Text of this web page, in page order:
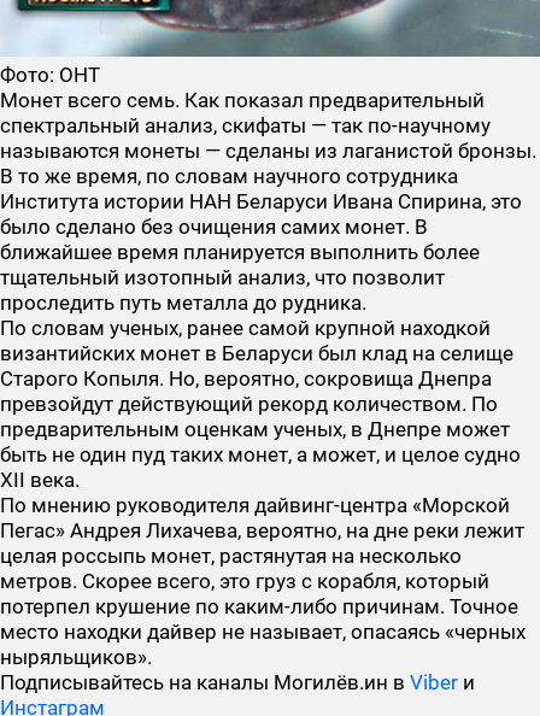
Фото: ОНТ
Монет всего семь. Как показал предварительный
спектральный анализ, скифаты — так по-научному
называются монеты — сделаны из лаганистой бронзы.
В то же время, по словам научного сотрудника
Института истории НАН Беларуси Ивана Спирина, это
было сделано без очищения самих монет. В
ближайшее время планируется выполнить более
тщательный изотопный анализ, что позволит
проследить путь металла до рудника.
По словам ученых, ранее самой крупной находкой
византийских монет в Беларуси был клад на селище
Старого Копыля. Но, вероятно, сокровища Днепра
превзойдут действующий рекорд количеством. По
предварительным оценкам ученых, в Днепре может
быть не один пуд таких монет, а может, и целое судно
XII века.
По мнению руководителя дайвинг-центра «Морской
Пегас» Андрея Лихачева, вероятно, на дне реки лежит
целая россыпь монет, растянутая на несколько
метров. Скорее всего, это груз с корабля, который
потерпел крушение по каким-либо причинам. Точное
место находки дайвер не называет, опасаясь «черных
ныряльщиков».
Подписывайтесь на каналы Могилёв.ин в Viber и
Инстаграм